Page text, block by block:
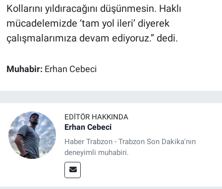
Kollarını yıldıracağını düşünmesin. Haklı
mücadelemizde ‘tam yol ileri’ diyerek
çalışmalarımıza devam ediyoruz.” dedi.
Muhabir: Erhan Cebeci
EDITÖR HAKKINDA
Erhan Cebeci
Haber Trabzon - Trabzon Son Dakika'nın
deneyimli muhabiri.